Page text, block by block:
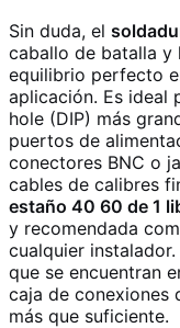
Sin duda, el
caballo de batalla y
equilibrio perfecto
aplicación. Es ideal
hole (DIP) más
puertos de
conectores BNC o
cables de calibres
estaño 40 60 de 1
y recomendada
cualquier
que se encuentran
caja de conexiones
más que suficiente.